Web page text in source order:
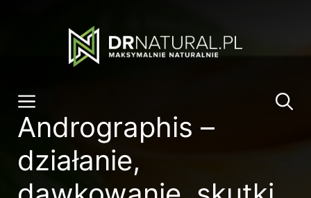
Menu
Andrographis –
działanie,